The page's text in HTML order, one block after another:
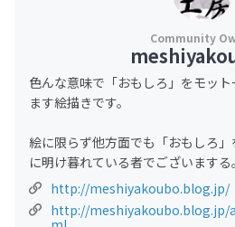
色んな意味で「おもしろ」をモッ
ます絵描きです。
絵に限らず他方面でも「おもしろ
に明け暮れている者でございまする。
http://meshiyakoubo.blog.jp/
http://meshiyakoubo.blog.jp/